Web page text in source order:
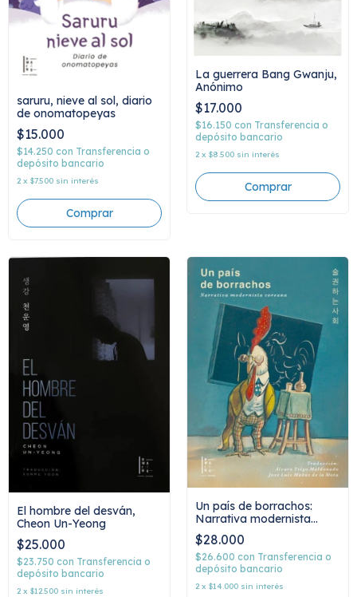
saruru, nieve al sol, diario
de onomatopeyas
$15.000
$14.250 con Transferencia o
depósito bancario
2 x $7.500 sin interés
La guerrera Bang Gwanju,
Anónimo
$17.000
$16.150 con Transferencia o
depósito bancario
2 x $8.500 sin interés
El hombre del desván,
Cheon Un-Yeong
$25.000
$23.750 con Transferencia o
depósito bancario
2 x $12.500 sin interés
Un país de borrachos:
Narrativa modernista
coreana, AA.VV
$28.000
$26.600 con Transferencia o
depósito bancario
2 x $14.000 sin interés